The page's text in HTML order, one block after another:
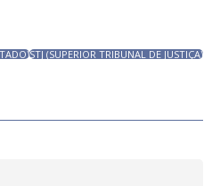
STJ (SUPERIOR TRIBUNAL DE JUSTIÇA)